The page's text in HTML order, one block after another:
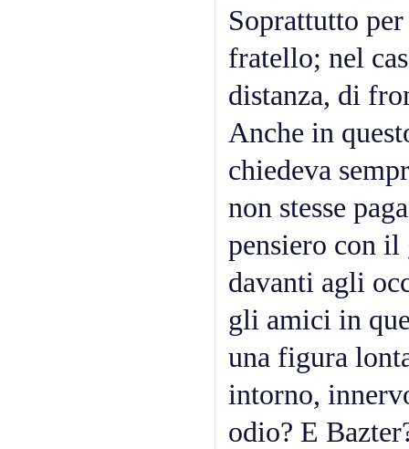
Soprattutto
fratello; nel
distanza, di
Anche in
chiedeva
non stesse
pensiero con
davanti agli
gli amici in
una figura
intorno,
odio? E